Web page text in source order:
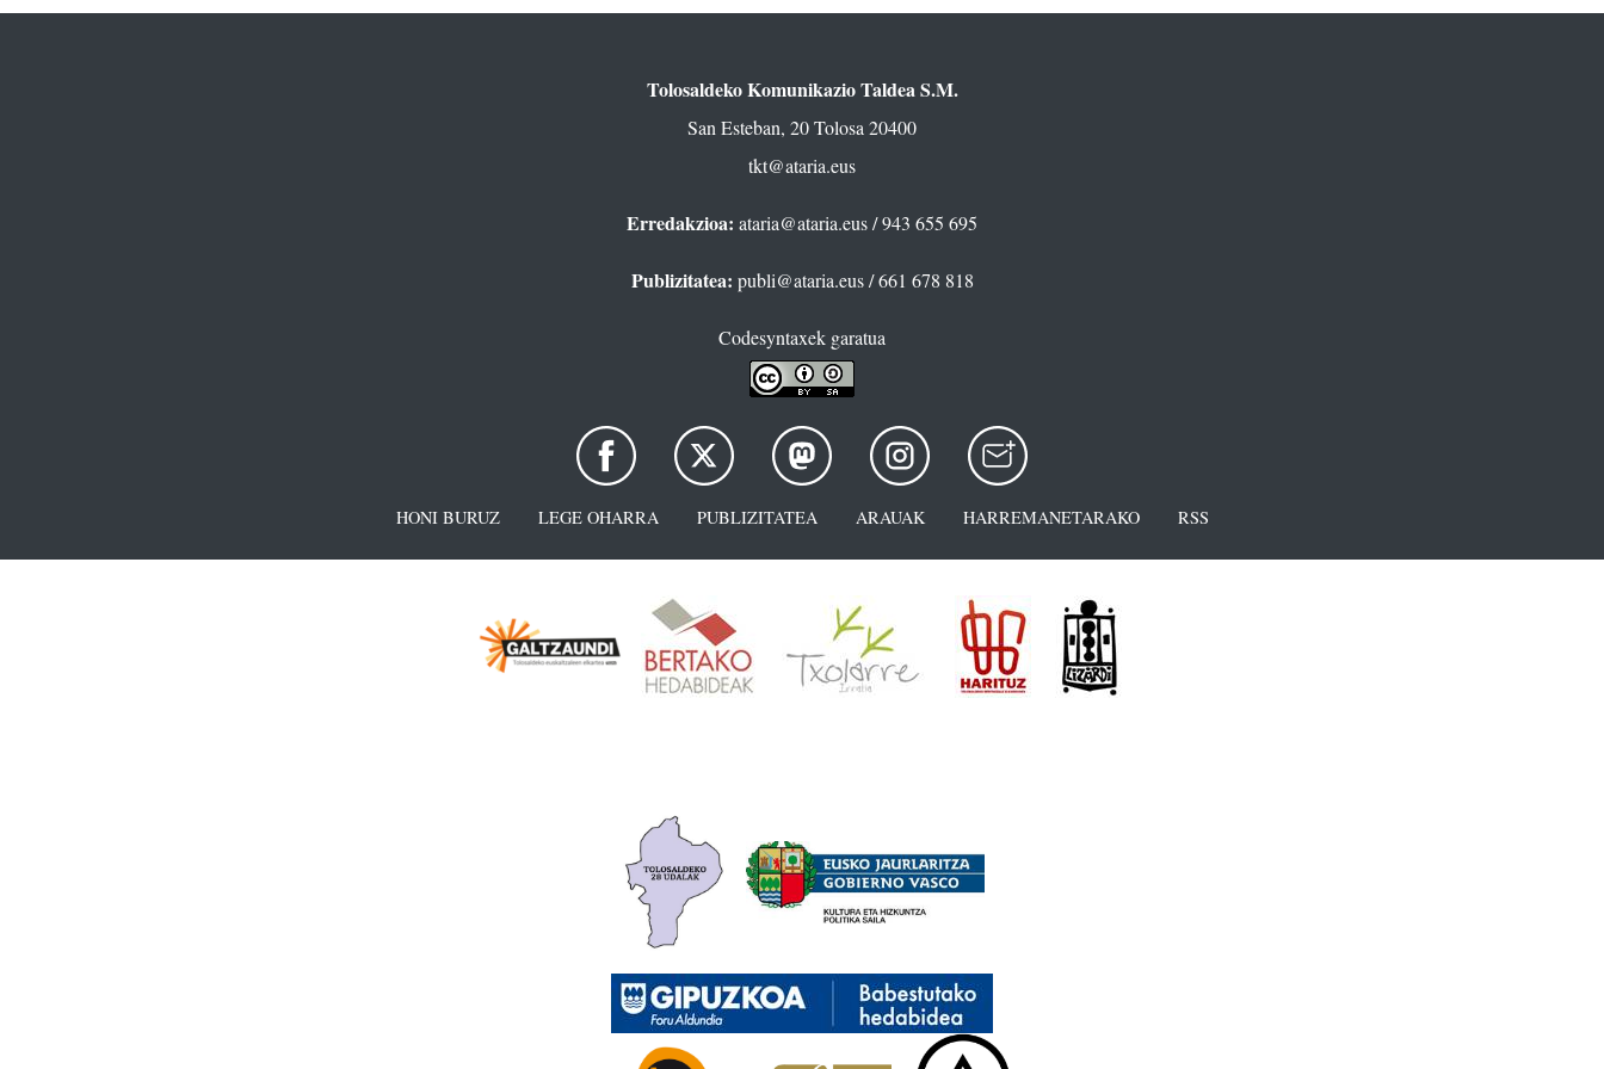
Tolosaldeko Komunikazio Taldea S.M.
San Esteban, 20 Tolosa 20400
tkt@ataria.eus
Erredakzioa: ataria@ataria.eus/ 943 655 695
Publizitatea: publi@ataria.eus/ 661 678 818
Codesyntaxek garatua
HONI BURUZ LEGE OHARRA PUBLIZITATEA ARAUAK HARREMANETARAKO RSS